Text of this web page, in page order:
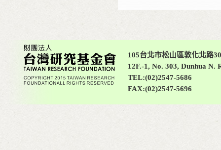
105台北市松山區敦化北路
12F.-1, No. 303, Dunhua N.
TEL:(02)2547-5686
FAX:(02)2547-5696